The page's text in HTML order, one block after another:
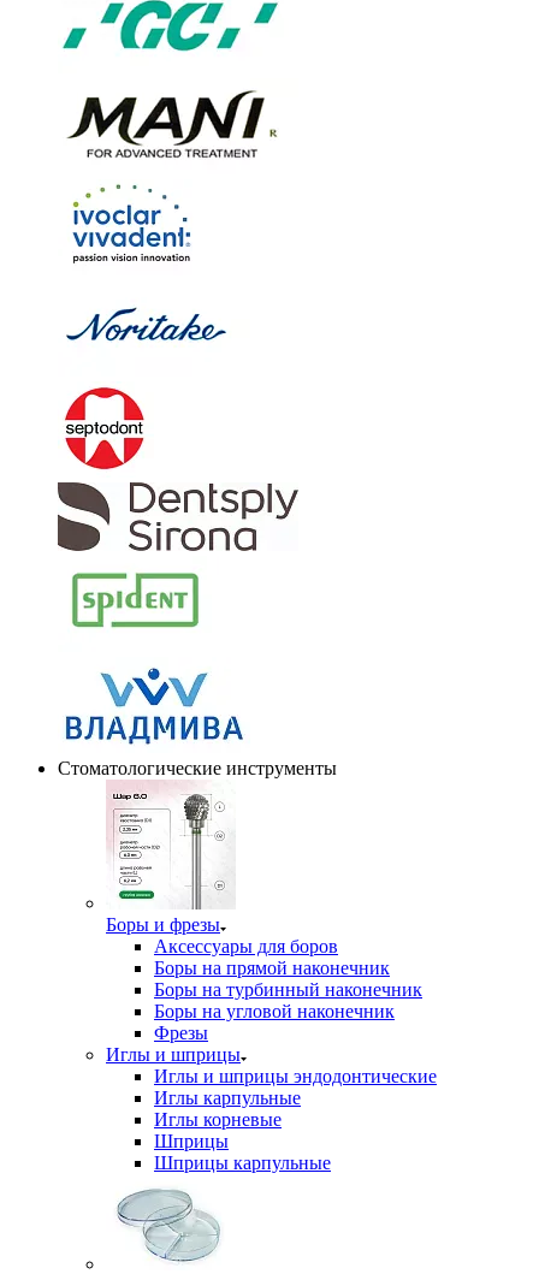
Стоматологические инструменты
Боры и фрезы
Аксессуары для боров
Боры на прямой наконечник
Боры на турбинный наконечник
Боры на угловой наконечник
Фрезы
Иглы и шприцы
Иглы и шприцы эндодонтические
Иглы карпульные
Иглы корневые
Шприцы
Шприцы карпульные